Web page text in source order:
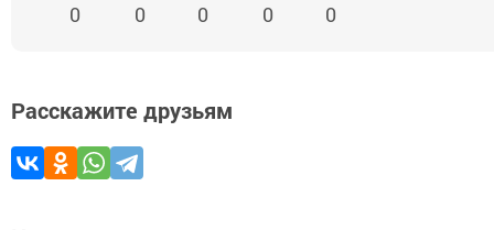
0 0 0 0 0
Расскажите друзьям